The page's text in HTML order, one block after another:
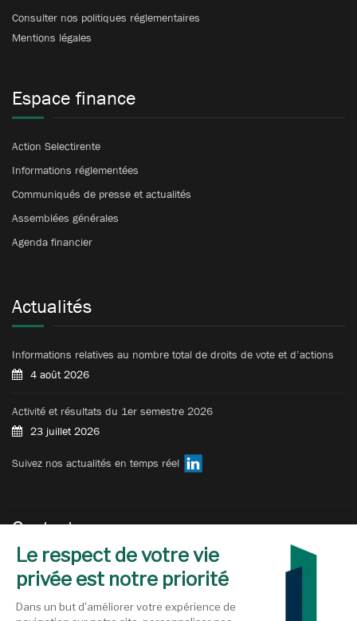
Consulter nos politiques réglementaires
Mentions légales
Espace finance
Action Selectirente
Informations réglementées
Communiqués de presse et actualités
Assemblées générales
Agenda financier
Actualités
Informations relatives au nombre total de droits de vote et d’actions
4 août 2026
Activité et résultats du 1er semestre 2026
23 juillet 2026
Suivez nos actualités en temps réel
Contact
Selectirente
91080 Évry-Courcouronnes